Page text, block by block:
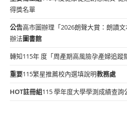
得獎名單
公告高市圖辦理「2026朗聲大賞：朗讀
辦法圖書館
轉知115年 度「周產期高風險孕產婦追蹤
重要115繁星推薦校內選填說明教務處
HOT註冊組115 學年度大學學測成績查詢